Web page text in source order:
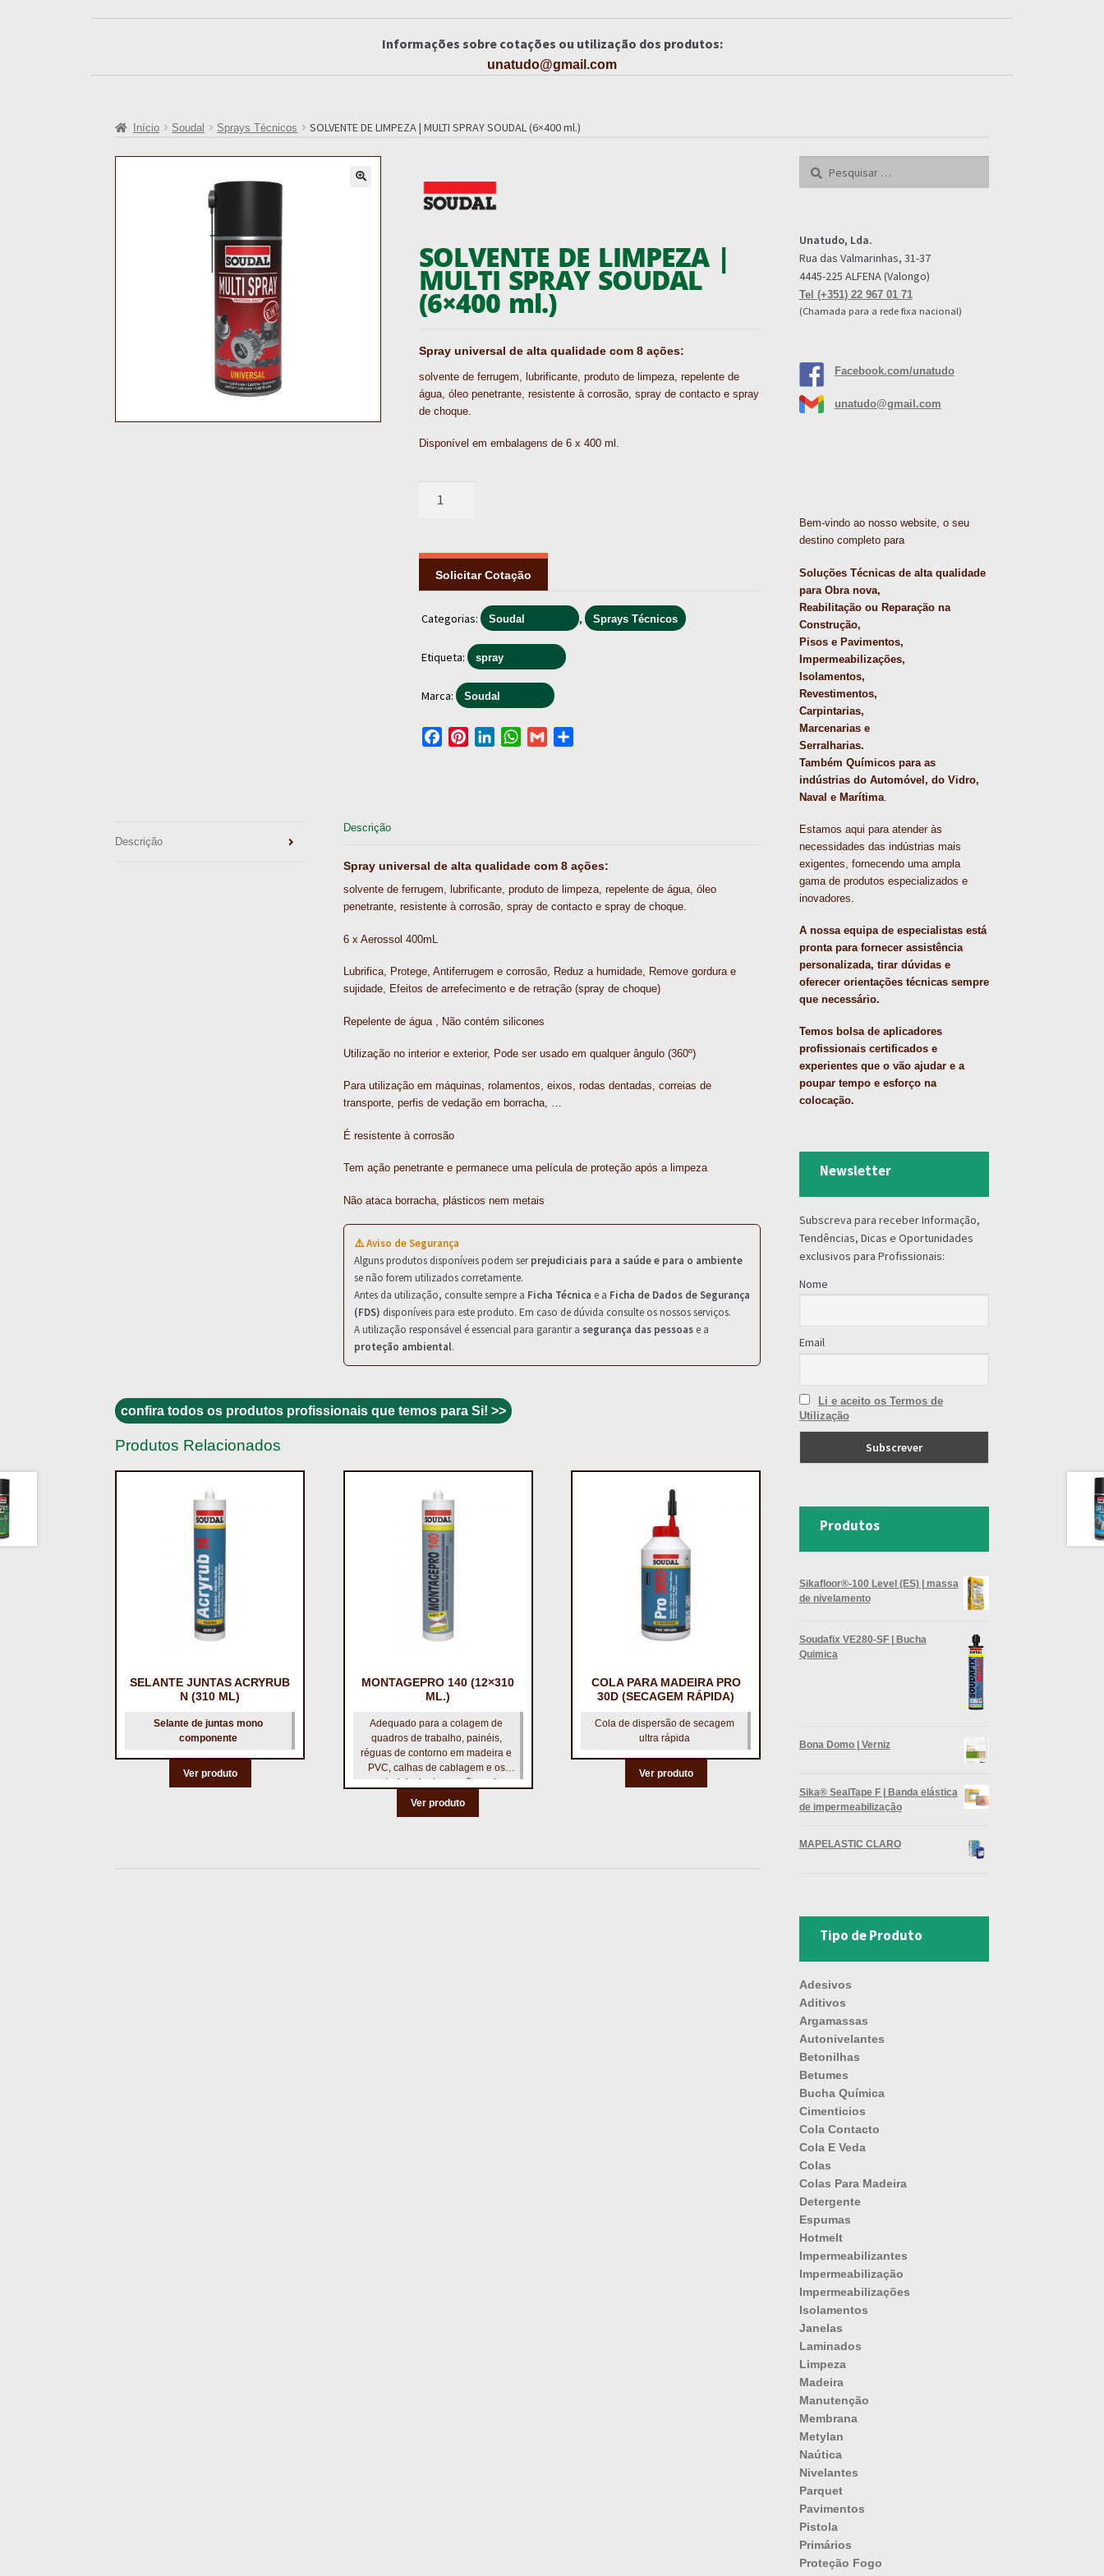
Informações sobre cotações ou utilização dos produtos:
unatudo@gmail.com
Início Soudal Sprays Técnicos SOLVENTE DE LIMPEZA | MULTI SPRAY SOUDAL (6×400 ml.)
SOLVENTE DE LIMPEZA |
MULTI SPRAY SOUDAL
(6×400 ml.)
Spray universal de alta qualidade com 8 ações:
solvente de ferrugem, lubrificante, produto de limpeza, repelente de
água, óleo penetrante, resistente à corrosão, spray de contacto e spray
de choque.
Disponível em embalagens de 6 x 400 ml.
DE
LIMPEZA
|
MULTI
SOUDAL
ml.)
Solicitar Cotação
Categorias: Soudal , Sprays Técnicos
Etiqueta: spray
Marca: Soudal
k
s
t
n
W
p
Descrição
Descrição
Spray universal de alta qualidade com 8 ações:
solvente de ferrugem, lubrificante, produto de limpeza, repelente de água, óleo
penetrante, resistente à corrosão, spray de contacto e spray de choque.
6 x Aerossol 400mL
Lubrifica, Protege, Antiferrugem e corrosão, Reduz a humidade, Remove gordura e
sujidade, Efeitos de arrefecimento e de retração (spray de choque)
Repelente de água , Não contém silicones
Utilização no interior e exterior, Pode ser usado em qualquer ângulo (360º)
Para utilização em máquinas, rolamentos, eixos, rodas dentadas, correias de
transporte, perfis de vedação em borracha, …
É resistente à corrosão
Tem ação penetrante e permanece uma película de proteção após a limpeza
Não ataca borracha, plásticos nem metais
⚠️ Aviso de Segurança
Alguns produtos disponíveis podem serprejudiciais para a saúde e para o ambiente
se não forem utilizados corretamente.
Antes da utilização, consulte sempre a Ficha Técnica e a Ficha de Dados de Segurança
(FDS) disponíveis para este produto. Em caso de dúvida consulte os nossos serviços.
A utilização responsável é essencial para garantir a segurança das pessoase a
proteção ambiental.
confira todos os produtos profissionais que temos para Si! >>
Produtos Relacionados
SELANTE JUNTAS ACRYRUB
N (310 ML)
Selante de juntas mono
componente
Ver produto
MONTAGEPRO 140 (12×310
ML.)
Adequado para a colagem de
quadros de trabalho, painéis,
réguas de contorno em madeira e
PVC, calhas de cablagem e os
materiais de decoração mais
frequentes.
Ver produto
COLA PARA MADEIRA PRO
30D (SECAGEM RÁPIDA)
Cola de dispersão de secagem
ultra rápida
Ver produto
Pesquisar
Unatudo, Lda.
Rua das Valmarinhas, 31-37
4445-225 ALFENA (Valongo)
Tel (+351) 22 967 01 71
(Chamada para a rede fixa nacional)
Facebook.com/unatudo
unatudo@gmail.com
Bem-vindo ao nosso website, o seu
destino completo para
Soluções Técnicas de alta qualidade
para Obra nova,
Reabilitação ou Reparação na
Construção,
Pisos e Pavimentos,
Impermeabilizações,
Isolamentos,
Revestimentos,
Carpintarias,
Marcenarias e
Serralharias.
Também Químicos para as
indústrias do Automóvel, do Vidro,
Naval e Marítima.
Estamos aqui para atender às
necessidades das indústrias mais
exigentes, fornecendo uma ampla
gama de produtos especializados e
inovadores.
A nossa equipa de especialistas está
pronta para fornecer assistência
personalizada, tirar dúvidas e
oferecer orientações técnicas sempre
que necessário.
Temos bolsa de aplicadores
profissionais certificados e
experientes que o vão ajudar e a
poupar tempo e esforço na
colocação.
Newsletter
Subscreva para receber Informação,
Tendências, Dicas e Oportunidades
exclusivos para Profissionais:
Nome
Email
Li e aceito os Termos de
Utilização
Produtos
Sikafloor®-100 Level (ES) | massa
de nivelamento
Soudafix VE280-SF | Bucha
Quimica
Bona Domo | Verniz
Sika® SealTape F | Banda elástica
de impermeabilização
MAPELASTIC CLARO
Tipo de Produto
Adesivos
Aditivos
Argamassas
Autonivelantes
Betonilhas
Betumes
Bucha Química
Cimenticios
Cola Contacto
Cola E Veda
Colas
Colas Para Madeira
Detergente
Espumas
Hotmelt
Impermeabilizantes
Impermeabilização
Impermeabilizações
Isolamentos
Janelas
Laminados
Limpeza
Madeira
Manutenção
Membrana
Metylan
Naútica
Nivelantes
Parquet
Pavimentos
Pistola
Primários
Proteção Fogo